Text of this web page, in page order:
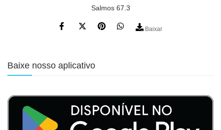
Salmos 67.3
Baixar
Baixe nosso aplicativo